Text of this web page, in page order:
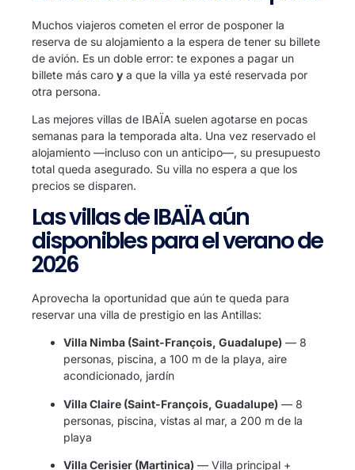
Muchos viajeros cometen el error de posponer la
reserva de su alojamiento a la espera de tener su billete
de avión. Es un doble error: te expones a pagar un
billete más caro y a que la villa ya esté reservada por
otra persona.
Las mejores villas de IBAÏA suelen agotarse en pocas
semanas para la temporada alta. Una vez reservado el
alojamiento —incluso con un anticipo—, su presupuesto
total queda asegurado. Su villa no espera a que los
precios se disparen.
Las villas de IBAÏA aún
disponibles para el verano de
2026
Aprovecha la oportunidad que aún te queda para
reservar una villa de prestigio en las Antillas:
Villa Nimba (Saint-François, Guadalupe) — 8
personas, piscina, a 100 m de la playa, aire
acondicionado, jardín
Villa Claire (Saint-François, Guadalupe) — 8
personas, piscina, vistas al mar, a 200 m de la
playa
Villa Cerisier (Martinica) — Villa principal +